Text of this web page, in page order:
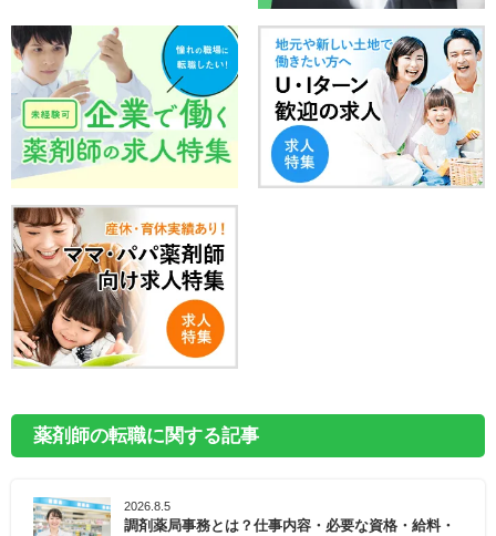
薬剤師の転職に関する記事
2026.8.5
調剤薬局事務とは？仕事内容・必要な資格・給料・